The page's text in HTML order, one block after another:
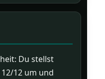
Du stellst
12 um und